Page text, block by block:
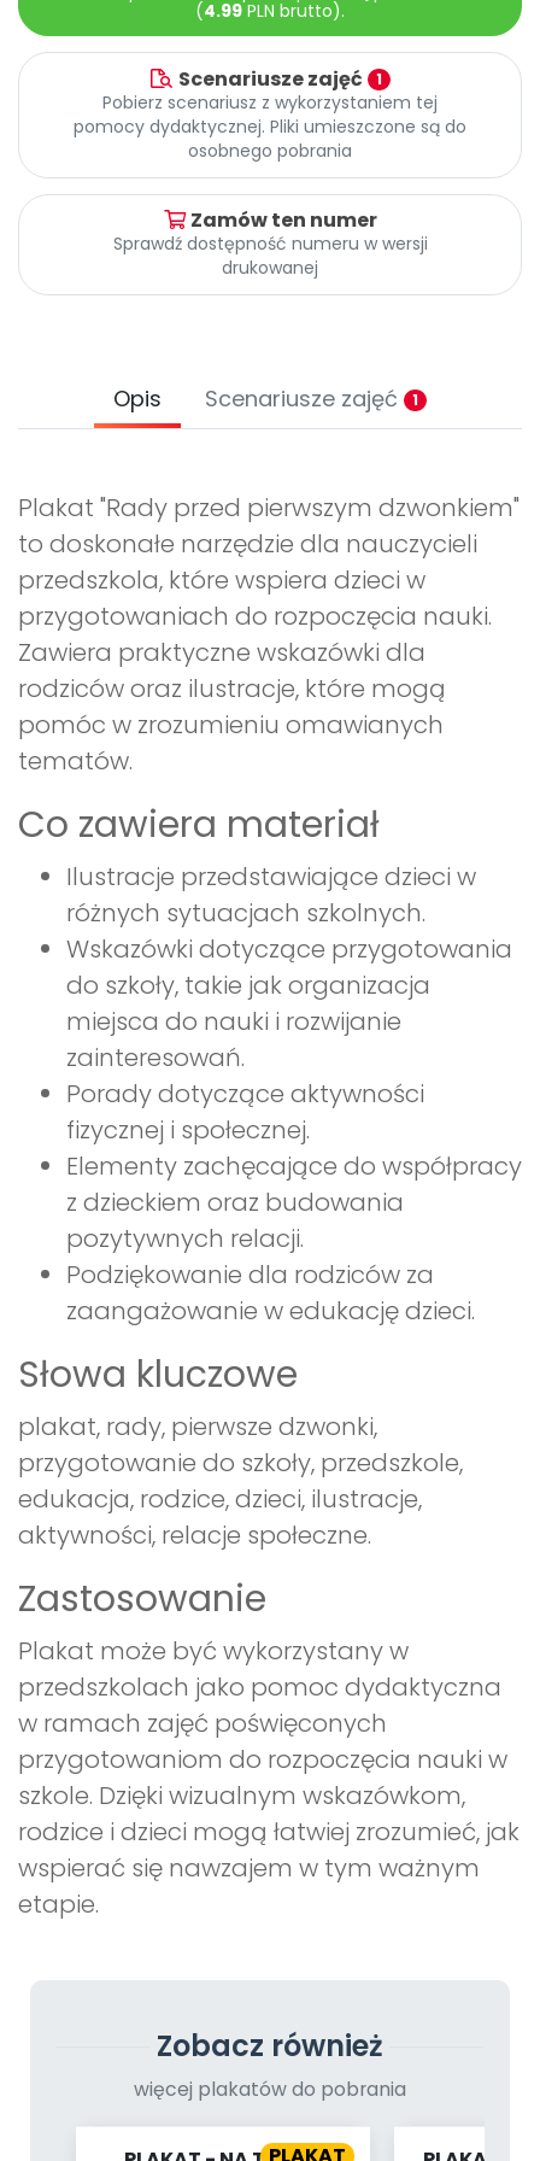
Archiwalne numery
Promocje
(4.99 PLN brutto).
Scenariusze zajęć 1
Pobierz scenariusz z wykorzystaniem tej
pomocy dydaktycznej. Pliki umieszczone są do
osobnego pobrania
Zamów ten numer
Sprawdź dostępność numeru w wersji
drukowanej
Opis Scenariusze zajęć 1
Plakat "Rady przed pierwszym dzwonkiem"
to doskonałe narzędzie dla nauczycieli
przedszkola, które wspiera dzieci w
przygotowaniach do rozpoczęcia nauki.
Zawiera praktyczne wskazówki dla
rodziców oraz ilustracje, które mogą
pomóc w zrozumieniu omawianych
tematów.
Co zawiera materiał
Ilustracje przedstawiające dzieci w
różnych sytuacjach szkolnych.
Wskazówki dotyczące przygotowania
do szkoły, takie jak organizacja
miejsca do nauki i rozwijanie
zainteresowań.
Porady dotyczące aktywności
fizycznej i społecznej.
Elementy zachęcające do współpracy
z dzieckiem oraz budowania
pozytywnych relacji.
Podziękowanie dla rodziców za
zaangażowanie w edukację dzieci.
Słowa kluczowe
plakat, rady, pierwsze dzwonki,
przygotowanie do szkoły, przedszkole,
edukacja, rodzice, dzieci, ilustracje,
aktywności, relacje społeczne.
Zastosowanie
Plakat może być wykorzystany w
przedszkolach jako pomoc dydaktyczna
w ramach zajęć poświęconych
przygotowaniom do rozpoczęcia nauki w
szkole. Dzięki wizualnym wskazówkom,
rodzice i dzieci mogą łatwiej zrozumieć, jak
wspierać się nawzajem w tym ważnym
etapie.
Zobacz również
więcej plakatów do pobrania